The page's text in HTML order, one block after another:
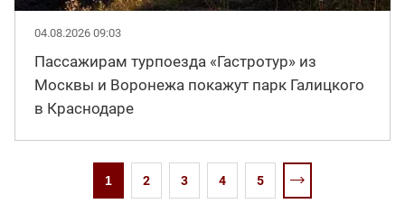
04.08.2026 09:03
Пассажирам турпоезда «Гастротур» из
Москвы и Воронежа покажут парк Галицкого
в Краснодаре
1 2 3 4 5